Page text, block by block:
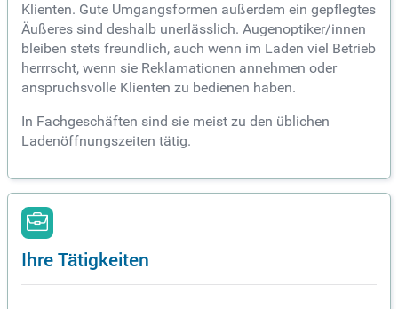
Klienten. Gute Umgangsformen außerdem ein gepflegtes
Äußeres sind deshalb unerlässlich. Augenoptiker/innen
bleiben stets freundlich, auch wenn im Laden viel Betrieb
herrrscht, wenn sie Reklamationen annehmen oder
anspruchsvolle Klienten zu bedienen haben.
In Fachgeschäften sind sie meist zu den üblichen
Ladenöffnungszeiten tätig.
Ihre Tätigkeiten